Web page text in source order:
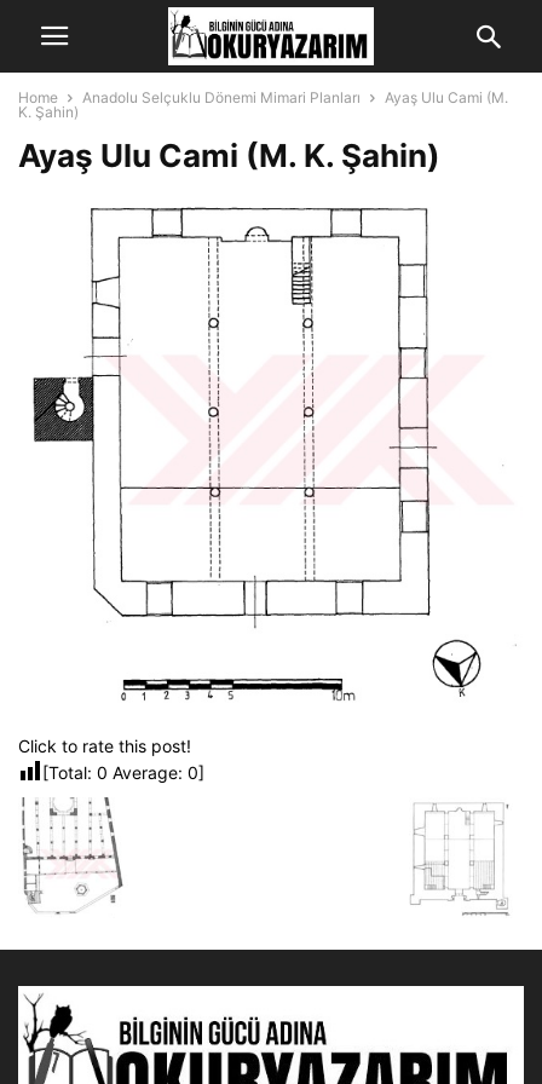
Home Anadolu Selçuklu Dönemi Mimari Planları
Ayaş Ulu Cami (M.
K. Şahin)
Ayaş Ulu Cami (M. K. Şahin)
Click to rate this post!
[Total: 0 Average: 0]